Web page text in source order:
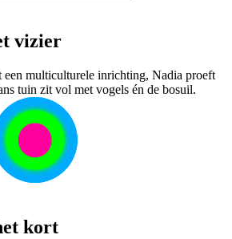
vizier
een multiculturele inrichting, Nadia proeft
tuin zit vol met vogels én de bosuil.
kort